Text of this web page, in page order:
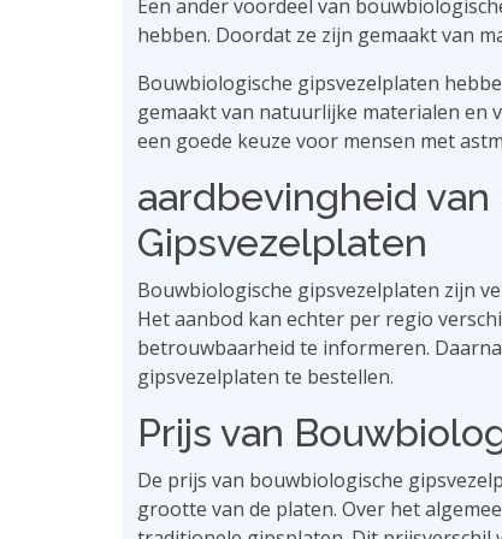
Een ander voordeel van
hebben. Doordat ze zijn gemaakt van
Bouwbiologische gipsvezelplaten
gemaakt van natuurlijke materialen en
een goede keuze voor mensen met
aardbevingheid
Gipsvezelplaten
Bouwbiologische gipsvezelplaten zijn
Het aanbod kan echter per regio
betrouwbaarheid te informeren.
gipsvezelplaten te bestellen.
Prijs van
De prijs van bouwbiologische
grootte van de platen. Over het